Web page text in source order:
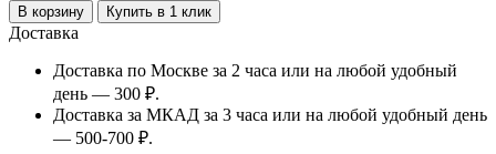
В корзину Купить в 1 клик
Доставка
Доставка по Москве за 2 часа или на любой удобный
день — 300 ₽.
Доставка за МКАД за 3 часа или на любой удобный день
— 500-700 ₽.